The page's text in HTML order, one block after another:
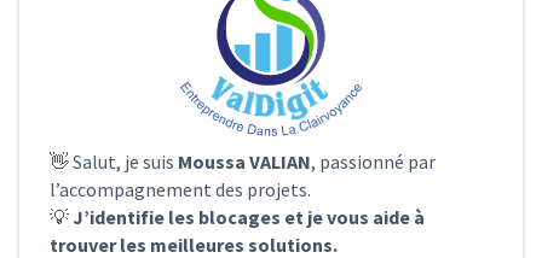
👋 Salut, je suis Moussa VALIAN, passionné par
l’accompagnement des projets.
💡 J’identifie les blocages et je vous aide à
trouver les meilleures solutions.